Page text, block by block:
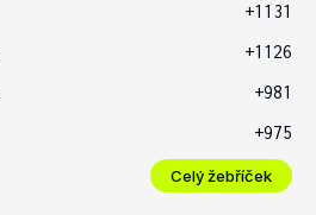
+1131
+1126
+981
+975
Celý žebříček